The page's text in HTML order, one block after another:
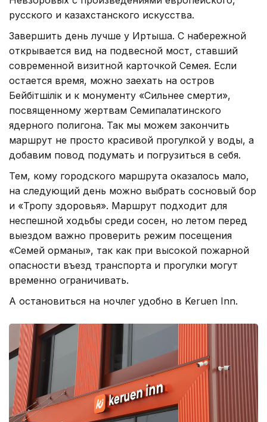
русского и казахстанского искусства.
Завершить день лучше у Иртыша. С набережной
открывается вид на подвесной мост, ставший
современной визитной карточкой Семея. Если
остается время, можно заехать на остров
Бейбітшілік и к монументу «Сильнее смерти»,
посвященному жертвам Семипалатинского
ядерного полигона. Так мы можем закончить
маршрут не просто красивой прогулкой у воды, а
добавим повод подумать и погрузиться в себя.
Тем, кому городского маршрута оказалось мало,
на следующий день можно выбрать сосновый бор
и «Тропу здоровья». Маршрут подходит для
неспешной ходьбы среди сосен, но летом перед
выездом важно проверить режим посещения
«Семей орманы», так как при высокой пожарной
опасности въезд транспорта и прогулки могут
временно ограничивать.
А остановиться на ночлег удобно в Keruen Inn.